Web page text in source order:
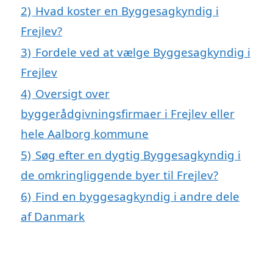
2) Hvad koster en Byggesagkyndig i
Frejlev?
3) Fordele ved at vælge Byggesagkyndig i
Frejlev
4) Oversigt over
byggerådgivningsfirmaer i Frejlev eller
hele Aalborg kommune
5) Søg efter en dygtig Byggesagkyndig i
de omkringliggende byer til Frejlev?
6) Find en byggesagkyndig i andre dele
af Danmark